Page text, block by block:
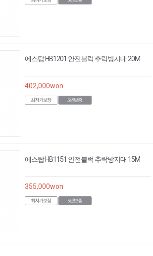
에스탑 HB1201 안전블럭 추락방지대 20M
402,000won
에스탑 HB1151 안전블럭 추락방지대 15M
355,000won